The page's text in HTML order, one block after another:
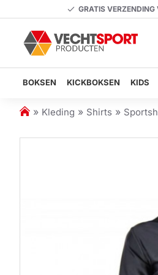
GRATIS
BOKSEN KICKBOKSEN KIDS
h
m
Kleding Shirts